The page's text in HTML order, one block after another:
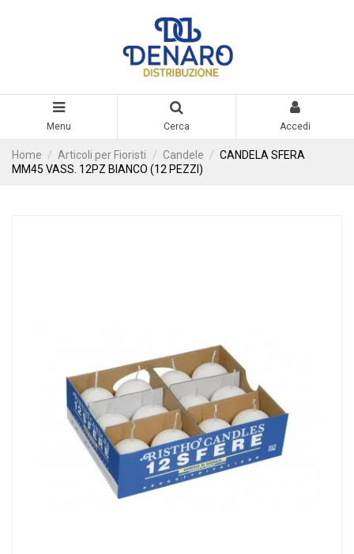
Menu Cerca Accedi
Home Articoli per Fioristi Candele
CANDELA SFERA
MM45 VASS. 12PZ BIANCO (12 PEZZI)